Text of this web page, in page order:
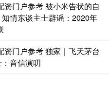
门户参考 被小米告状的自
情东谈主士辟谣：2020年
门户参考 独家｜飞天茅台
音信演叨